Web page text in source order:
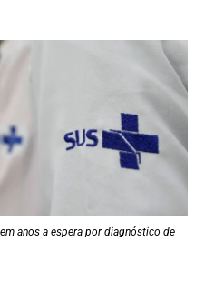
anos a espera por diagnóstico de